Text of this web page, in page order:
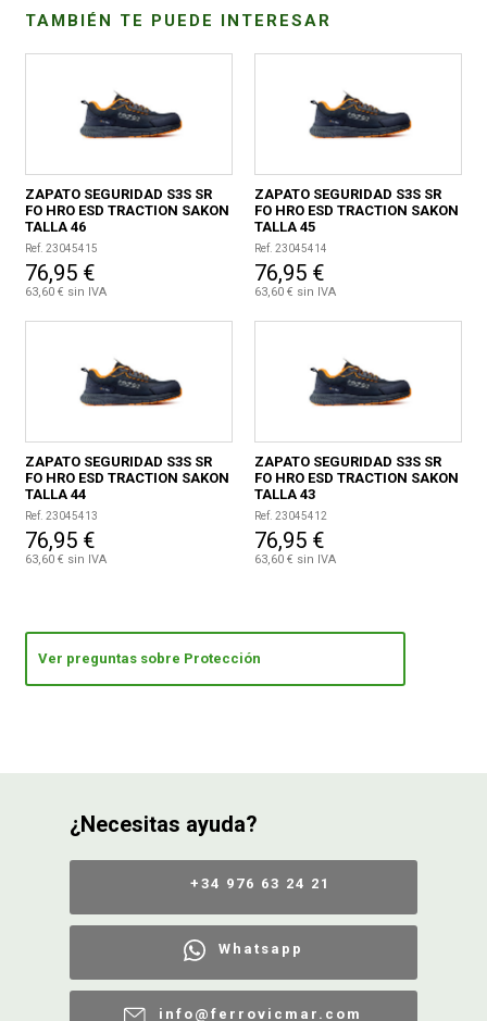
TAMBIÉN TE PUEDE INTERESAR
ZAPATO SEGURIDAD S3S SR
FO HRO ESD TRACTION SAKON
TALLA 46
Ref. 23045415
76,95 €
63,60 € sin IVA
ZAPATO SEGURIDAD S3S SR
FO HRO ESD TRACTION SAKON
TALLA 45
Ref. 23045414
76,95 €
63,60 € sin IVA
ZAPATO SEGURIDAD S3S SR
FO HRO ESD TRACTION SAKON
TALLA 44
Ref. 23045413
76,95 €
63,60 € sin IVA
ZAPATO SEGURIDAD S3S SR
FO HRO ESD TRACTION SAKON
TALLA 43
Ref. 23045412
76,95 €
63,60 € sin IVA
Ver preguntas sobre Protección
¿Necesitas ayuda?
+34 976 63 24 21
Whatsapp
info@ferrovicmar.com
FORMAS DE PAGO
CONDICIONES